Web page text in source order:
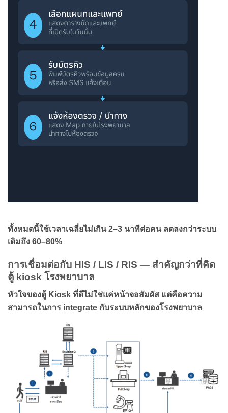
ทั้งหมดนี้ใช้เวลาเฉลี่ยไม่เกิน 2–3 นาทีต่อคน ลดลงกว่าระบบ
เดิมถึง 60–80%
การเชื่อมต่อกับ HIS / LIS / RIS — สำคัญกว่าที่คิด
ตู้ kiosk โรงพยาบาล
หัวใจของตู้ Kiosk ที่ดีไม่ใช่แค่หน้าจอสัมผัส แต่คือความ
สามารถในการ integrate กับระบบหลักของโรงพยาบาล